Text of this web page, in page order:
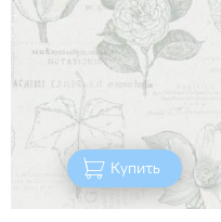
Купить